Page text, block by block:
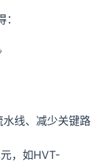
线、减少关键路
，如HVT-